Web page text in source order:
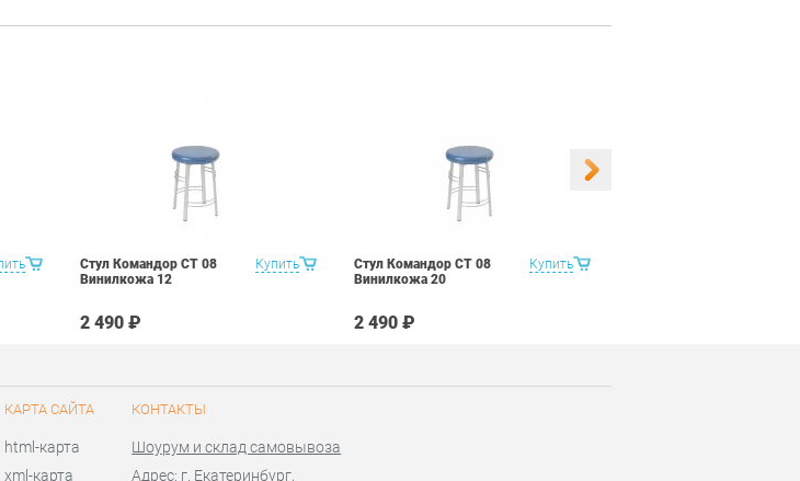
Купить
Стул Командор СТ 08
Винилкожа 12
2 490 ₽
Купить
Стул Командор СТ 08
Винилкожа 20
2 490 ₽
КАРТА САЙТА
html-карта
xml-карта
КОНТАКТЫ
Шоурум и склад самовывоза
Адрес: г. Екатеринбург,